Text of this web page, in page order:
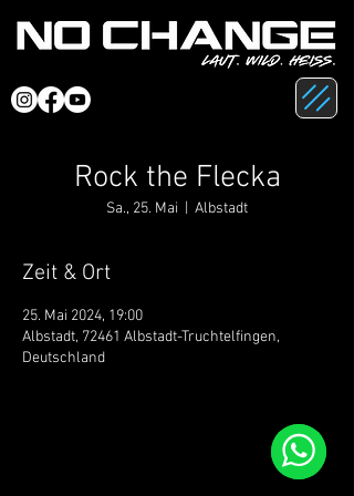
Rock the Flecka
Sa., 25. Mai Albstadt
Zeit & Ort
25. Mai 2024, 19:00
Albstadt, 72461 Albstadt-Truchtelfingen,
Deutschland